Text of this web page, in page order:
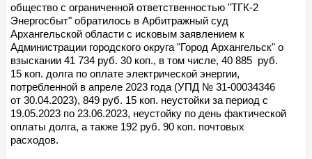
общество с ограниченной ответственностью "ТГК-2
Энергосбыт" обратилось в Арбитражный суд
Архангельской области с исковым заявлением к
Администрации городского округа "Город Архангельск" о
взыскании 41 734 руб. 30 коп., в том числе, 40 885 руб.
15 коп. долга по оплате электрической энергии,
потребленной в апреле 2023 года (УПД № 31-00034346
от 30.04.2023), 849 руб. 15 коп. неустойки за период с
19.05.2023 по 23.06.2023, неустойку по день фактической
оплаты долга, а также 192 руб. 90 коп. почтовых
расходов.